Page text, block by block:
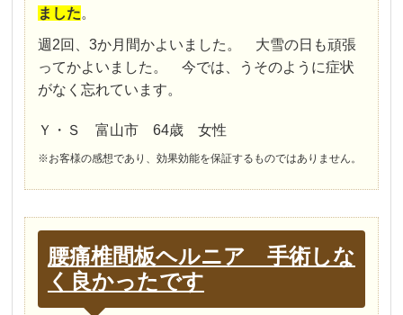
ました。
週2回、3か月間かよいました。 大雪の日も頑張
ってかよいました。 今では、うそのように症状
がなく忘れています。
Ｙ・Ｓ 富山市 64歳 女性
※お客様の感想であり、効果効能を保証するものではありません。
腰痛椎間板ヘルニア 手術しな
く良かったです